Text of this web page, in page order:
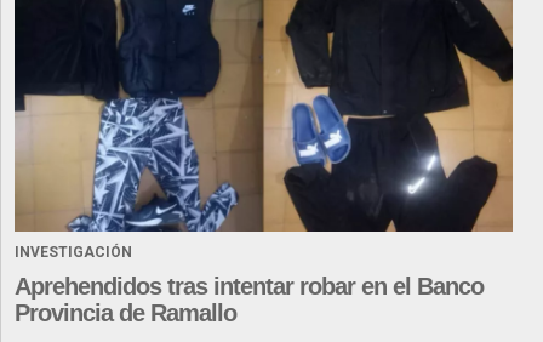
INVESTIGACIÓN
Aprehendidos tras intentar robar en el Banco
Provincia de Ramallo